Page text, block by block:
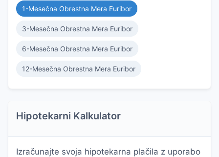
1-Mesečna Obrestna Mera Euribor
3-Mesečna Obrestna Mera Euribor
6-Mesečna Obrestna Mera Euribor
12-Mesečna Obrestna Mera Euribor
Hipotekarni Kalkulator
Izračunajte svoja hipotekarna plačila z uporabo